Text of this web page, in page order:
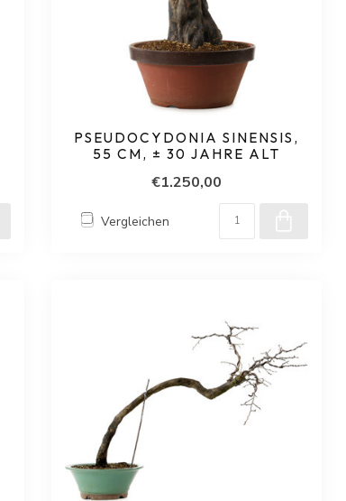
PSEUDOCYDONIA SINENSIS,
55 CM, ± 30 JAHRE ALT
€1.250,00
Vergleichen